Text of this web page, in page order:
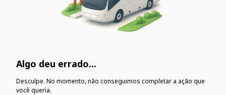
Algo deu errado...
Desculpe. No momento, não conseguimos completar a ação que
você queria.